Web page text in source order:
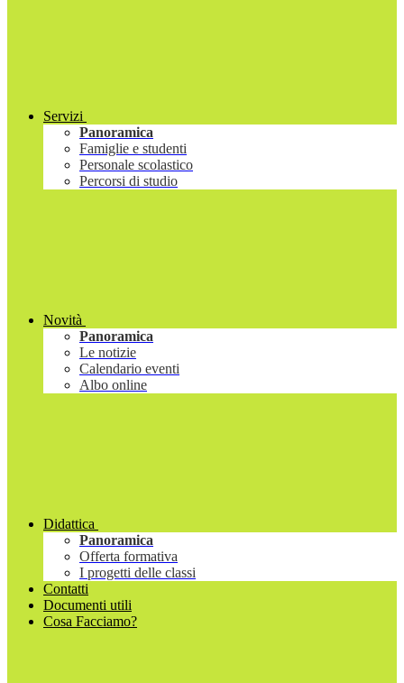
Servizi
Panoramica
Famiglie e studenti
Personale scolastico
Percorsi di studio
Novità
Panoramica
Le notizie
Calendario eventi
Albo online
Didattica
Panoramica
Offerta formativa
I progetti delle classi
Contatti
Documenti utili
Cosa Facciamo?